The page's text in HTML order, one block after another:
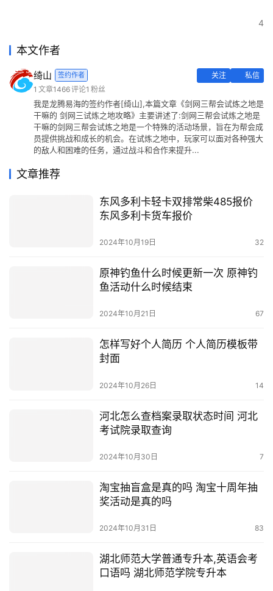
4
本文作者
绮山 签约作者 关注
私信
1 文章1466评论1 粉丝
我是龙腾易海的签约作者[绮山],本篇文章《剑网三帮会试炼之地是
干嘛的 剑网三试炼之地攻略》主要讲述了:剑网三帮会试炼之地是
干嘛的剑网三帮会试炼之地是一个特殊的活动场景，旨在为帮会成
员提供挑战和成长的机会。在试炼之地中，玩家可以面对各种强大
的敌人和困难的任务，通过战斗和合作来提升...
文章推荐
东风多利卡轻卡双排常柴485报价
东风多利卡货车报价
2024年10月19日 32
原神钓鱼什么时候更新一次 原神钓
鱼活动什么时候结束
2024年10月21日 67
怎样写好个人简历 个人简历模板带
封面
2024年10月26日 14
河北怎么查档案录取状态时间 河北
考试院录取查询
2024年10月30日 7
淘宝抽盲盒是真的吗 淘宝十周年抽
奖活动是真的吗
2024年10月31日 83
湖北师范大学普通专升本,英语会考
口语吗 湖北师范学院专升本